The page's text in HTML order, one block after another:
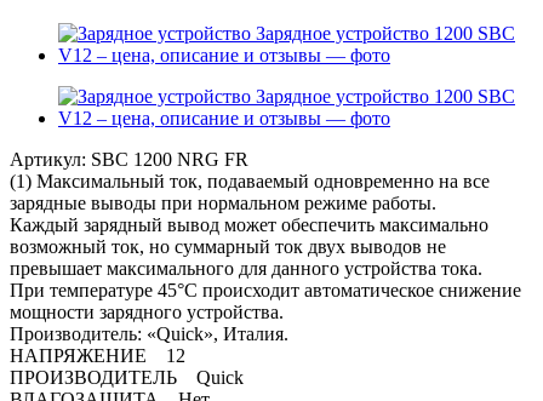
Артикул: SBC 1200 NRG FR
(1) Максимальный ток, подаваемый одновременно на все
зарядные выводы при нормальном режиме работы.
Каждый зарядный вывод может обеспечить максимально
возможный ток, но суммарный ток двух выводов не
превышает максимального для данного устройства тока.
При температуре 45°C происходит автоматическое снижение
мощности зарядного устройства.
Производитель: «Quick», Италия.
НАПРЯЖЕНИЕ 12
ПРОИЗВОДИТЕЛЬ Quick